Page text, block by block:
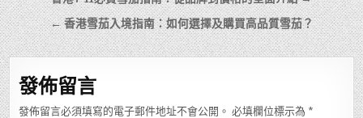
章
導
覽
← 香港雪茄入境指南：如何選擇及購買高品質雪茄？
發佈留言
發佈留言必須填寫的電子郵件地址不會公開。 必填欄位標示為 *